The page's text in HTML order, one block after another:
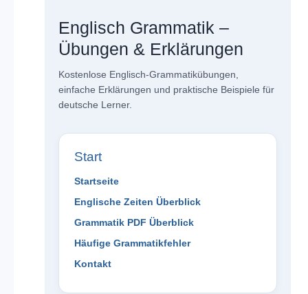
Englisch Grammatik –
Übungen & Erklärungen
Kostenlose Englisch-Grammatikübungen,
einfache Erklärungen und praktische Beispiele für
deutsche Lerner.
Start
Startseite
Englische Zeiten Überblick
Grammatik PDF Überblick
Häufige Grammatikfehler
Kontakt